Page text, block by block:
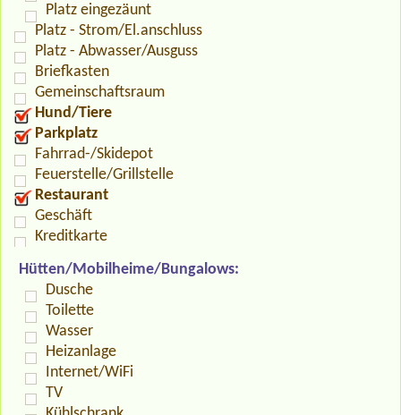
Platz eingezäunt
Platz - Strom/El.anschluss
Platz - Abwasser/Ausguss
Briefkasten
Gemeinschaftsraum
Hund/Tiere
Parkplatz
Fahrrad-/Skidepot
Feuerstelle/Grillstelle
Restaurant
Geschäft
Kreditkarte
Hütten/Mobilheime/Bungalows:
Dusche
Toilette
Wasser
Heizanlage
Internet/WiFi
TV